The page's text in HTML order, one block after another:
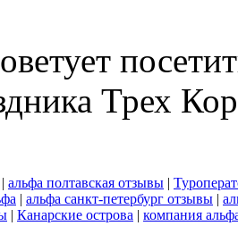
Трех
| альфа полтавская отзывы |
| альфа санкт-петербург отзывы |
| Канарские острова | компания